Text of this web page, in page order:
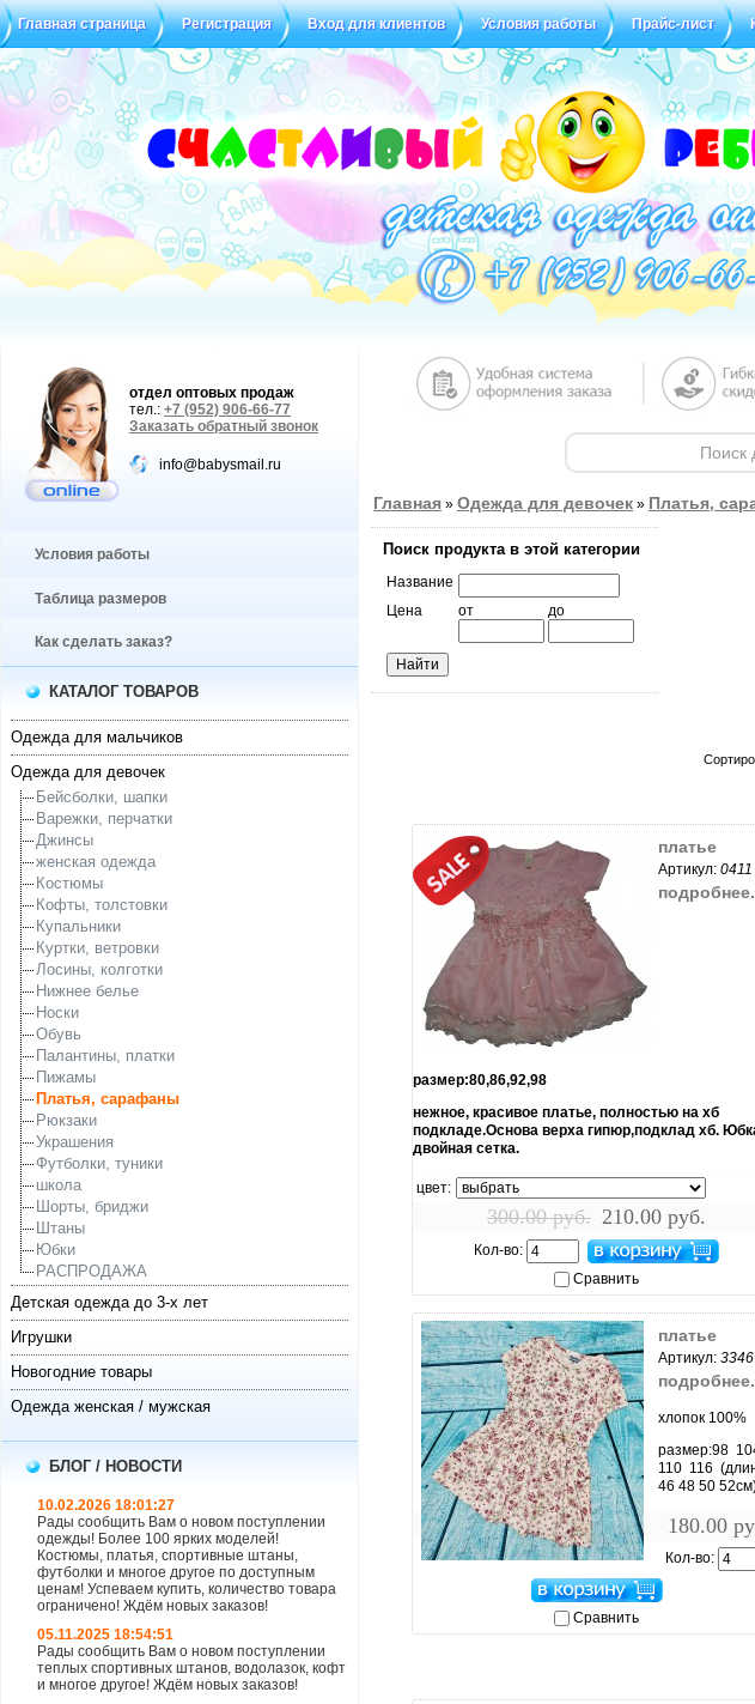
Главная страница Регистрация Вход для клиентов Условия работы Прайс-лист
отдел оптовых продаж
тел.: +7 (952) 906-66-77
Заказать обратный звонок
info@babysmail.ru
Условия работы
Таблица размеров
Как сделать заказ?
КАТАЛОГ ТОВАРОВ
Одежда для мальчиков
Одежда для девочек
Бейсболки, шапки
Варежки, перчатки
Джинсы
женская одежда
Костюмы
Кофты, толстовки
Купальники
Куртки, ветровки
Лосины, колготки
Нижнее белье
Носки
Обувь
Палантины, платки
Пижамы
Платья, сарафаны
Рюкзаки
Украшения
Футболки, туники
школа
Шорты, бриджи
Штаны
Юбки
РАСПРОДАЖА
Детская одежда до 3-х лет
Игрушки
Новогодние товары
Одежда женская / мужская
БЛОГ / НОВОСТИ
10.02.2026 18:01:27
Рады сообщить Вам о новом поступлении
одежды! Более 100 ярких моделей!
Костюмы, платья, спортивные штаны,
футболки и многое другое по доступным
ценам! Успеваем купить, количество товара
ограничено! Ждём новых заказов!
05.11.2025 18:54:51
Рады сообщить Вам о новом поступлении
теплых спортивных штанов, водолазок, кофт
и многое другое! Ждём новых заказов!
Главная » Одежда для девочек » Платья,
Поиск продукта в этой категории
Название
Цена
от до
платье
Артикул: 0411
размер:80,86,92,98
нежное, красивое платье, полностью на хб
подкладе.Основа верха гипюр,подклад хб.
двойная сетка.
цвет:
300.00 руб. 210.00 руб.
Кол-во:
Сравнить
платье
Артикул: 3346
хлопок 100%
размер:98
110 116
46 48 50
180.00
Кол-во:
Сравнить